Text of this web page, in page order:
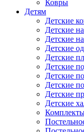
Ковры
Детям
Детские
Детские
Детские
Детские
Детские
Детские
Детские
Детские
Детские
Детские